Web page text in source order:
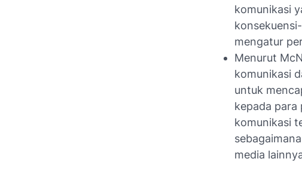
komunikasi
mengatur
Menurut
komunikasi
untuk
kepada para
komunikasi
media